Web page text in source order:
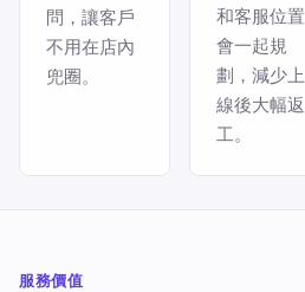
問，讓客戶
不用在店內
兜圈。
和客服位置
會一起規
劃，減少上
線後大幅返
工。
服務價值